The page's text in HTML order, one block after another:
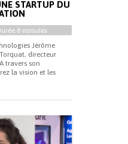
STARTUP DU
8 minutes
Jérôme
directeur
travers son
la vision et les